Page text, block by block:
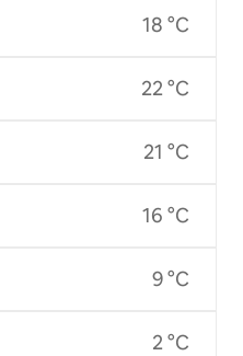
18 °C
22 °C
21 °C
16 °C
9 °C
2 °C